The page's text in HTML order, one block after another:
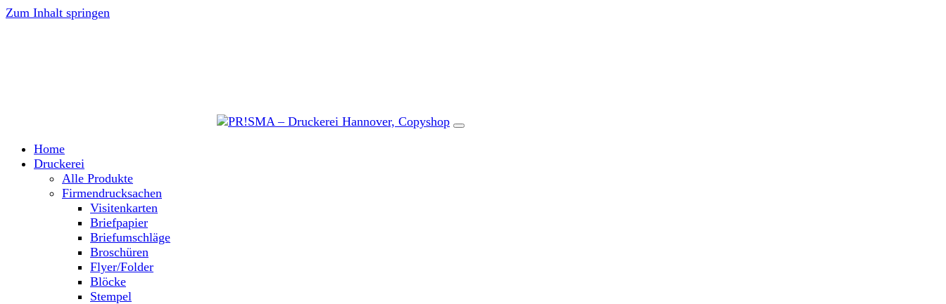
Zum Inhalt springen
Home
Druckerei
Alle Produkte
Firmendrucksachen
Visitenkarten
Briefpapier
Briefumschläge
Broschüren
Flyer/Folder
Blöcke
Stempel